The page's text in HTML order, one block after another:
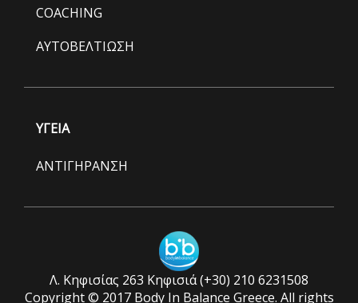
COACHING
ΑΥΤΟΒΕΛΤΙΩΣΗ
ΥΓΕΙΑ
ΑΝΤΙΓΗΡΑΝΣΗ
Λ. Κηφισίας 263 Κηφισιά (+30) 210 6231508
Copyright © 2017 Body In Balance Greece. All rights